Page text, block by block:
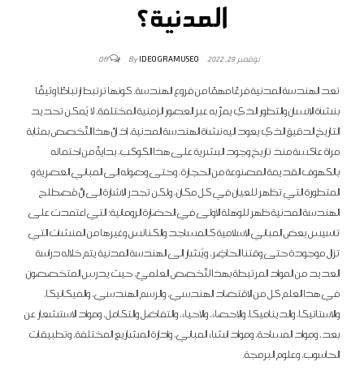
المدنية؟
نوفمبر 29, 2022 Off By IDEOGRAMUSEO
تعد الهندسة المدنية فرعًا مهمًا من فروع الهندسة، كونها ترتبط ارتباطًا وثيقًا
بنشأة الإنسان والتطور الذي يمرّ به عبر العصور الزمنية المختلفة، لا يُمكن تحديد
التاريخ الدقيق الذي يعود إليه نشأة الهندسة المدنية، إذ إنّ هذا التّخصص بمثابة
مرآة عاكسة منذ تاريخ وجود البشرية على هذا الكوكب، بدايةً من احتمائه
بالكهوف القديمة المصنوعة من الحجارة، وحتى وصوله إلى المباني العصرية و
المتطورة التي تظهر للعيان في كل مكان، ولكن تجدر الإشارة إلى أنَّ مُصطلح
الهندسة المدنية ظهر للوهلة الأولى في الحضارة الرومانية؛ التي اعتمدت على
تأسيس بعض المباني الإسلامية كالمساجد والكنائس وغيرها من المنشآت التي
تزال موجودة حتى وقتنا الحاضِر، ويُشار إلى الهندسة المدنية يتم خلاله دراسة
العديد من المواد المرتبطة بهذا لتّخصص العلميّ، حيث يدرس المتخصصون
في هذا العلم كل من الاقتصاد الهندسي، والرسم الهندسي، والميكانيكا،
والاستاتيكا، والديناميكا، والإحصاء، والأحياء، والتفاضل والتكامل، ومواد الاستشعار عن
بعد، ومواد المساحة، ومواد إنشاء المباني، وإدارة المشاريع المختلفة، وتطبيقات
الحاسوب، وعلوم البرمجة.